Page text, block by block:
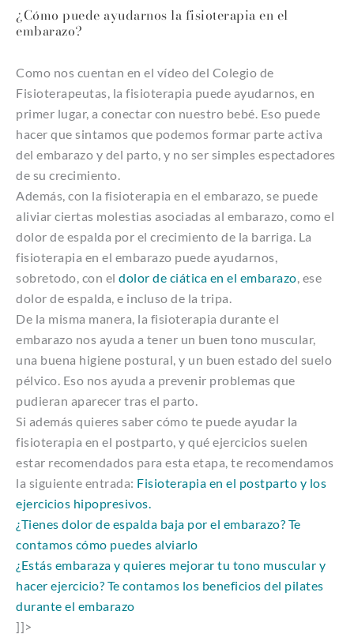
¿Cómo puede ayudarnos la fisioterapia en el
embarazo?
Como nos cuentan en el vídeo del Colegio de
Fisioterapeutas, la fisioterapia puede ayudarnos, en
primer lugar, a conectar con nuestro bebé. Eso puede
hacer que sintamos que podemos formar parte activa
del embarazo y del parto, y no ser simples espectadores
de su crecimiento.
Además, con la fisioterapia en el embarazo, se puede
aliviar ciertas molestias asociadas al embarazo, como el
dolor de espalda por el crecimiento de la barriga. La
fisioterapia en el embarazo puede ayudarnos,
sobretodo, con el dolor de ciática en el embarazo, ese
dolor de espalda, e incluso de la tripa.
De la misma manera, la fisioterapia durante el
embarazo nos ayuda a tener un buen tono muscular,
una buena higiene postural, y un buen estado del suelo
pélvico. Eso nos ayuda a prevenir problemas que
pudieran aparecer tras el parto.
Si además quieres saber cómo te puede ayudar la
fisioterapia en el postparto, y qué ejercicios suelen
estar recomendados para esta etapa, te recomendamos
la siguiente entrada: Fisioterapia en el postparto y los
ejercicios hipopresivos.
¿Tienes dolor de espalda baja por el embarazo? Te
contamos cómo puedes alviarlo
¿Estás embaraza y quieres mejorar tu tono muscular y
hacer ejercicio? Te contamos los beneficios del pilates
durante el embarazo
]]>